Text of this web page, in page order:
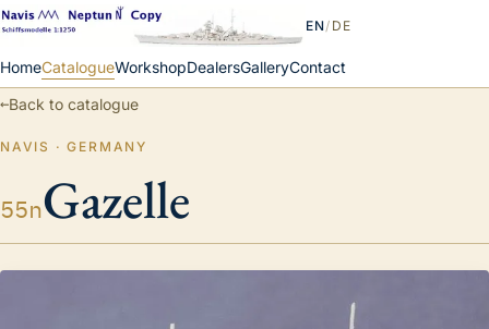
HomeCatalogueWorkshopDealersGalleryContact
EN/ DE
←Back to catalogue
NAVIS · GERMANY
55nGazelle